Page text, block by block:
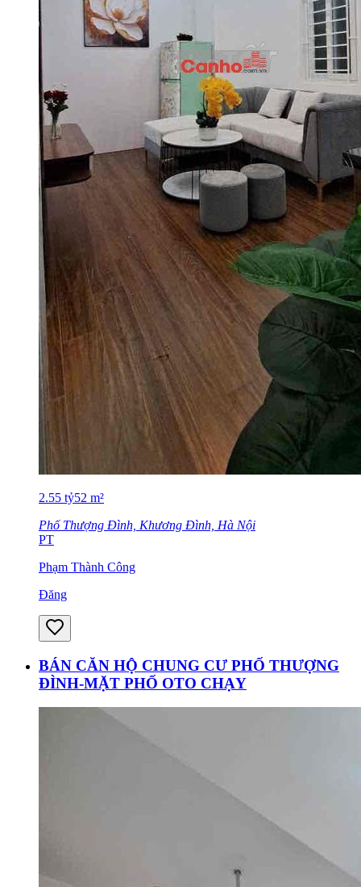
2.55 tỷ52 m²
Phố Thượng Đình, Khương Đình, Hà Nội
PT
Phạm Thành Công
Đăng
BÁN CĂN HỘ CHUNG CƯ PHỐ THƯỢNG
ĐÌNH-MẶT PHỐ OTO CHẠY